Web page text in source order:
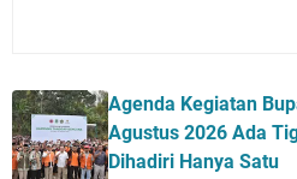
Agenda Kegiatan
Agustus 2026 Ada
Dihadiri Hanya Satu